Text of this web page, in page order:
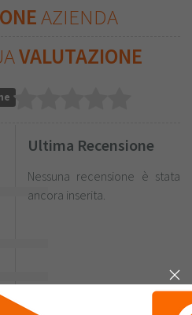
AZIENDA
VALUTAZIONE
Ultima Recensione
Nessuna recensione è stata
ancora inserita.